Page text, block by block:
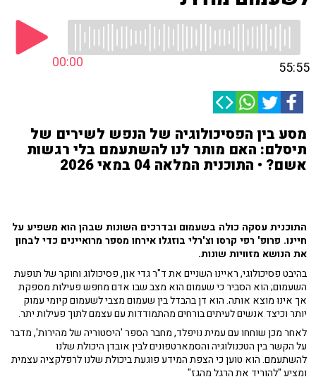
00:00 55:55
מסע בין הפסיכולוגיה של הנפש לשירים של
תיסלם: האם מותר לנו להשתעמם בלי רגשות
אשם? • התוכנית המלאה 04 במאי 2026
התוכנית עסקה כולה בשעמום ובדרכים השונות שבהן הוא משפיע על
חיינו. פרופ' רפי קרסו וצ'רלי בוזגלואירחו מספר מרואיינים כדי לבחון
את הנושא מזוויות שונות.
בהיבט פסיכולוגי, ראיינו השניים אתד"ר גדי און, פסיכולוג וחוקר של תופעת
השעמום; הוא הסביר כי שעמום הוא מצב שבו אדם מחפש פעילות מספקת
אך אינו מוצא אותה.הוא דן בהבדל בין שעמום מצבי לשעמום קיומי עמוק
יותר וכיצד אנשים לעיתים בורחים מהתמודדות עם עצמם לתוך פעילות יתר.
לאחר מכן שוחחו עם עמית נויפלד, מחבר הספר 'היסטוריה של מהירות', מדבר
על הקשר בין הטכנולוגיה והסמארטפונים לבין אובדן היכולת שלנו
להשתעמם.הוא טוען כי הצפת המידע פוגעת ביכולת שלנו לרפלקציה עצמית
ומציע "להוריד את הרגל מהגז"